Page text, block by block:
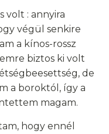
volt : annyira
végül senkire
a kínos-rossz
biztos ki volt
de
a boroktól, így a
magam.
hogy ennél